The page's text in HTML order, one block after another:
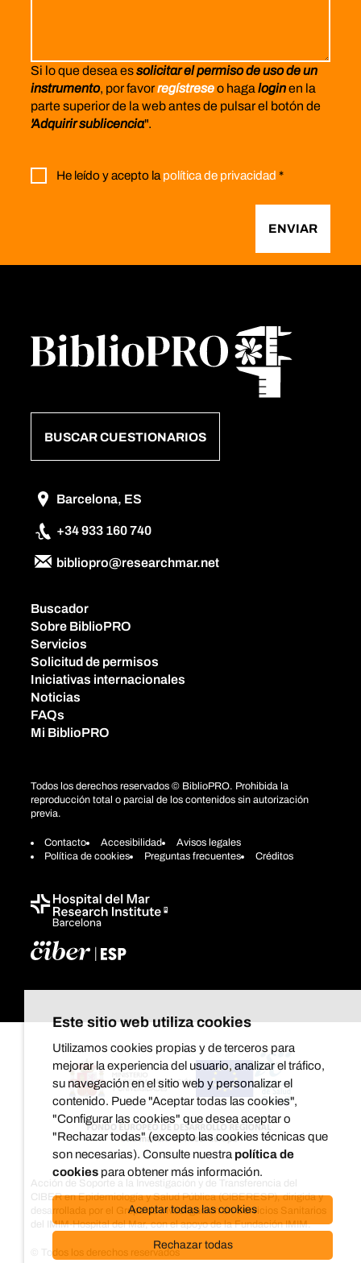
Si lo que desea essolicitar el permiso de uso de un
instrumento, por favorregístreseo haga loginen la
parte superior de la web antes de pulsar el botón de
'Adquirir sublicencia".
He leído y acepto lapolítica de privacidad *
ENVIAR
BUSCAR CUESTIONARIOS
Barcelona, ES
+34 933 160 740
bibliopro@researchmar.net
Buscador
Sobre BiblioPRO
Servicios
Solicitud de permisos
Iniciativas internacionales
Noticias
FAQs
Mi BiblioPRO
Todos los derechos reservados © BiblioPRO. Prohibida la
reproducción total o parcial de los contenidos sin autorización
previa.
Contacto Accesibilidad
Avisos legales
Política de cookies
Preguntas frecuentes Créditos
Acción de Soporte a la Investigación y de Transferencia del
CIBER en Epidemiología y Salud Pública (CIBERESP), dirigida y
desarrollada por el Grupo de investigación en Servicios Sanitarios
del IMIM-Hospital del Mar, con el apoyo de la Fundación IMIM.
© Todos los derechos reservados
Este sitio web utiliza cookies
Utilizamos cookies propias y de terceros para
mejorar la experiencia del usuario, analizar el tráfico,
su navegación en el sitio web y personalizar el
contenido. Puede "Aceptar todas las cookies",
"Configurar las cookies" que desea aceptar o
"Rechazar todas" (excepto las cookies técnicas que
son necesarias). Consulte nuestra política de
cookies para obtener más información.
Aceptar todas las cookies
Rechazar todas